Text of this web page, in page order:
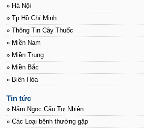
» Hà Nội
» Tp Hồ Chí Minh
» Thông Tin Cây Thuốc
» Miền Nam
» Miền Trung
» Miền Bắc
» Biên Hòa
Tin tức
» Nấm Ngọc Cẩu Tự Nhiên
» Các Loại bệnh thường gặp